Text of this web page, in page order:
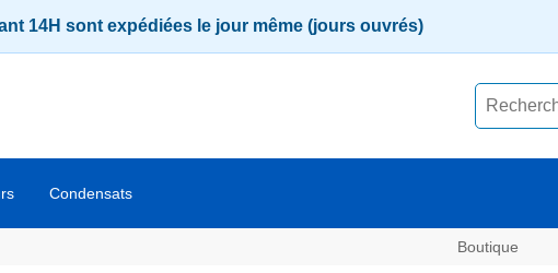
14H sont expédiées le jour même (jours ouvrés)
Condensats
Boutique